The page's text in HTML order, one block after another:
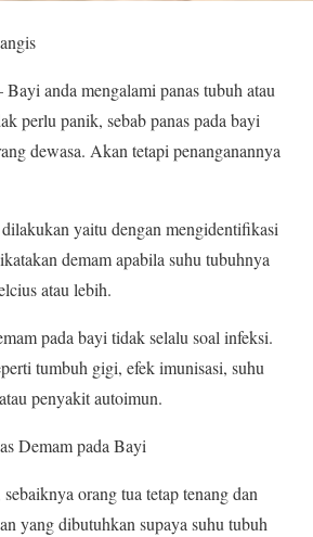
Bayi anda mengalami panas tubuh atau
perlu panik, sebab panas pada bayi
dewasa. Akan tetapi penanganannya
yaitu dengan mengidentifikasi
demam apabila suhu tubuhnya
atau lebih.
pada bayi tidak selalu soal infeksi.
tumbuh gigi, efek imunisasi, suhu
penyakit autoimun.
Demam pada Bayi
orang tua tetap tenang dan
yang dibutuhkan supaya suhu tubuh